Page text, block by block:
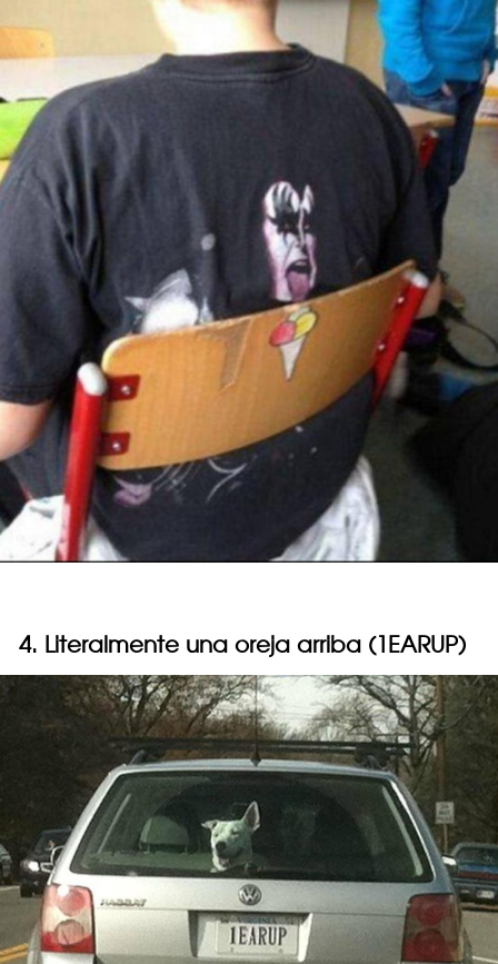
4. Literalmente una oreja arriba (1EARUP)